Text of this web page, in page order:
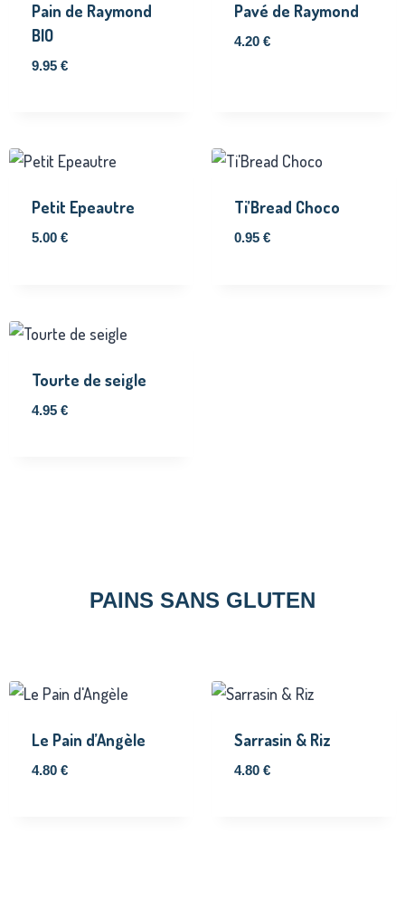
Pain de Raymond
BIO
9.95 €
Pavé de Raymond
4.20 €
Petit Epeautre
5.00 €
Ti’Bread Choco
0.95 €
Tourte de seigle
4.95 €
PAINS SANS GLUTEN
Le Pain d’Angèle
4.80 €
Sarrasin & Riz
4.80 €